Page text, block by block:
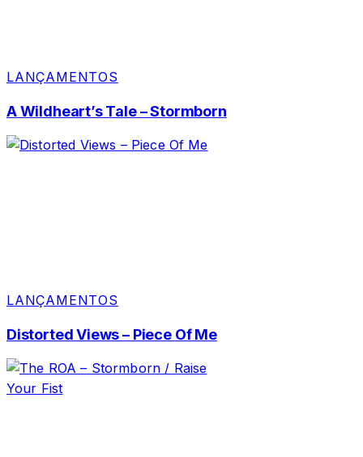
LANÇAMENTOS
A Wildheart’s Tale – Stormborn
LANÇAMENTOS
Distorted Views – Piece Of Me